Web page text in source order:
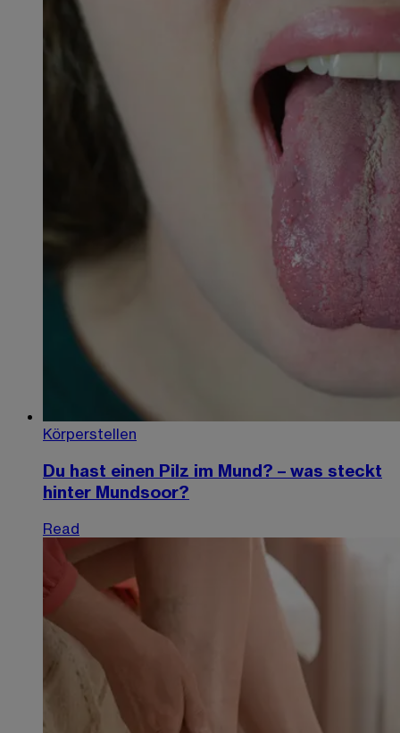
Körperstellen
Du hast einen Pilz im Mund? – was steckt
hinter Mundsoor?
Read